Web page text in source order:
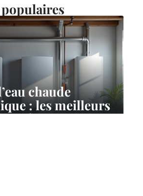
chaude
: les meilleurs
réduire sa